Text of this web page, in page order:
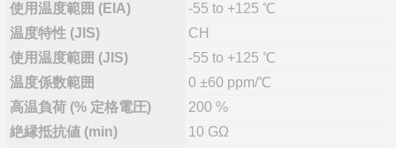
使用温度範囲 (EIA)
-55 to +125 ℃
温度特性 (JIS)
CH
使用温度範囲 (JIS)
-55 to +125 ℃
温度係数範囲
0 ±60 ppm/℃
高温負荷 (% 定格電圧)
200 %
絶縁抵抗値 (min)
10 GΩ